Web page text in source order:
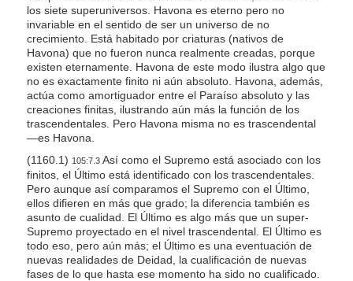
los siete superuniversos. Havona es eterno pero no
invariable en el sentido de ser un universo de no
crecimiento. Está habitado por criaturas (nativos de
Havona) que no fueron nunca realmente creadas, porque
existen eternamente. Havona de este modo ilustra algo que
no es exactamente finito ni aún absoluto. Havona, además,
actúa como amortiguador entre el Paraíso absoluto y las
creaciones finitas, ilustrando aún más la función de los
trascendentales. Pero Havona misma no es trascendental
—es Havona.
(1160.1) 105:7.3Así como el Supremo está asociado con los
finitos, el Último está identificado con los trascendentales.
Pero aunque así comparamos el Supremo con el Último,
ellos difieren en más que grado; la diferencia también es
asunto de cualidad. El Último es algo más que un super-
Supremo proyectado en el nivel trascendental. El Último es
todo eso, pero aún más; el Último es una eventuación de
nuevas realidades de Deidad, la cualificación de nuevas
fases de lo que hasta ese momento ha sido no cualificado.